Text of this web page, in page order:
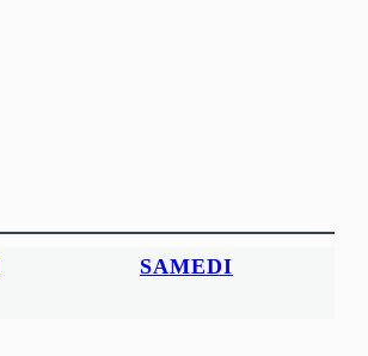
SAMEDI